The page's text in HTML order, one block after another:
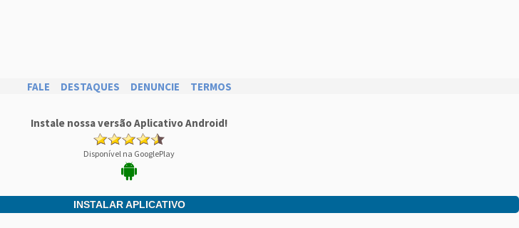
FALE DESTAQUES DENUNCIE TERMOS
Instale nossa versão Aplicativo Android!
Disponível na GooglePlay
INSTALAR APLICATIVO